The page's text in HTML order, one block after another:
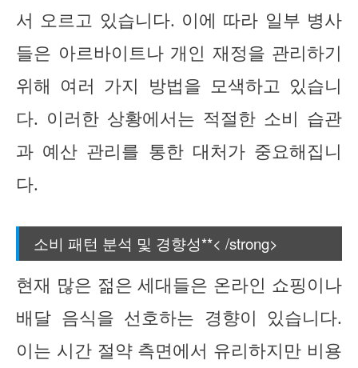
서 오르고 있습니다. 이에 따라 일부 병사
들은 아르바이트나 개인 재정을 관리하기
위해 여러 가지 방법을 모색하고 있습니
다. 이러한 상황에서는 적절한 소비 습관
과 예산 관리를 통한 대처가 중요해집니
다.
소비 패턴 분석 및 경향성**< /strong>
현재 많은 젊은 세대들은 온라인 쇼핑이나
배달 음식을 선호하는 경향이 있습니다.
이는 시간 절약 측면에서 유리하지만 비용